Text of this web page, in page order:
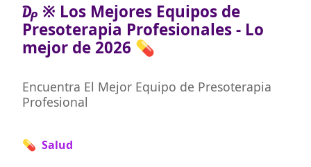
₯ ※ Los Mejores Equipos de
Presoterapia Profesionales - Lo
mejor de 2026 💊
Encuentra El Mejor Equipo de Presoterapia
Profesional
💊 Salud